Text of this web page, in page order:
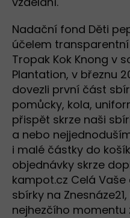
Nadační fond Děti
účelem
Tropak Kok Knong v
Plantation, v březnu
dovezli první část
pomůcky, kola,
přispět skrze naši
a nebo
i malé částky do
objednávky skrze
kampot.cz Celá
sbírky na
nejhezčího momentu